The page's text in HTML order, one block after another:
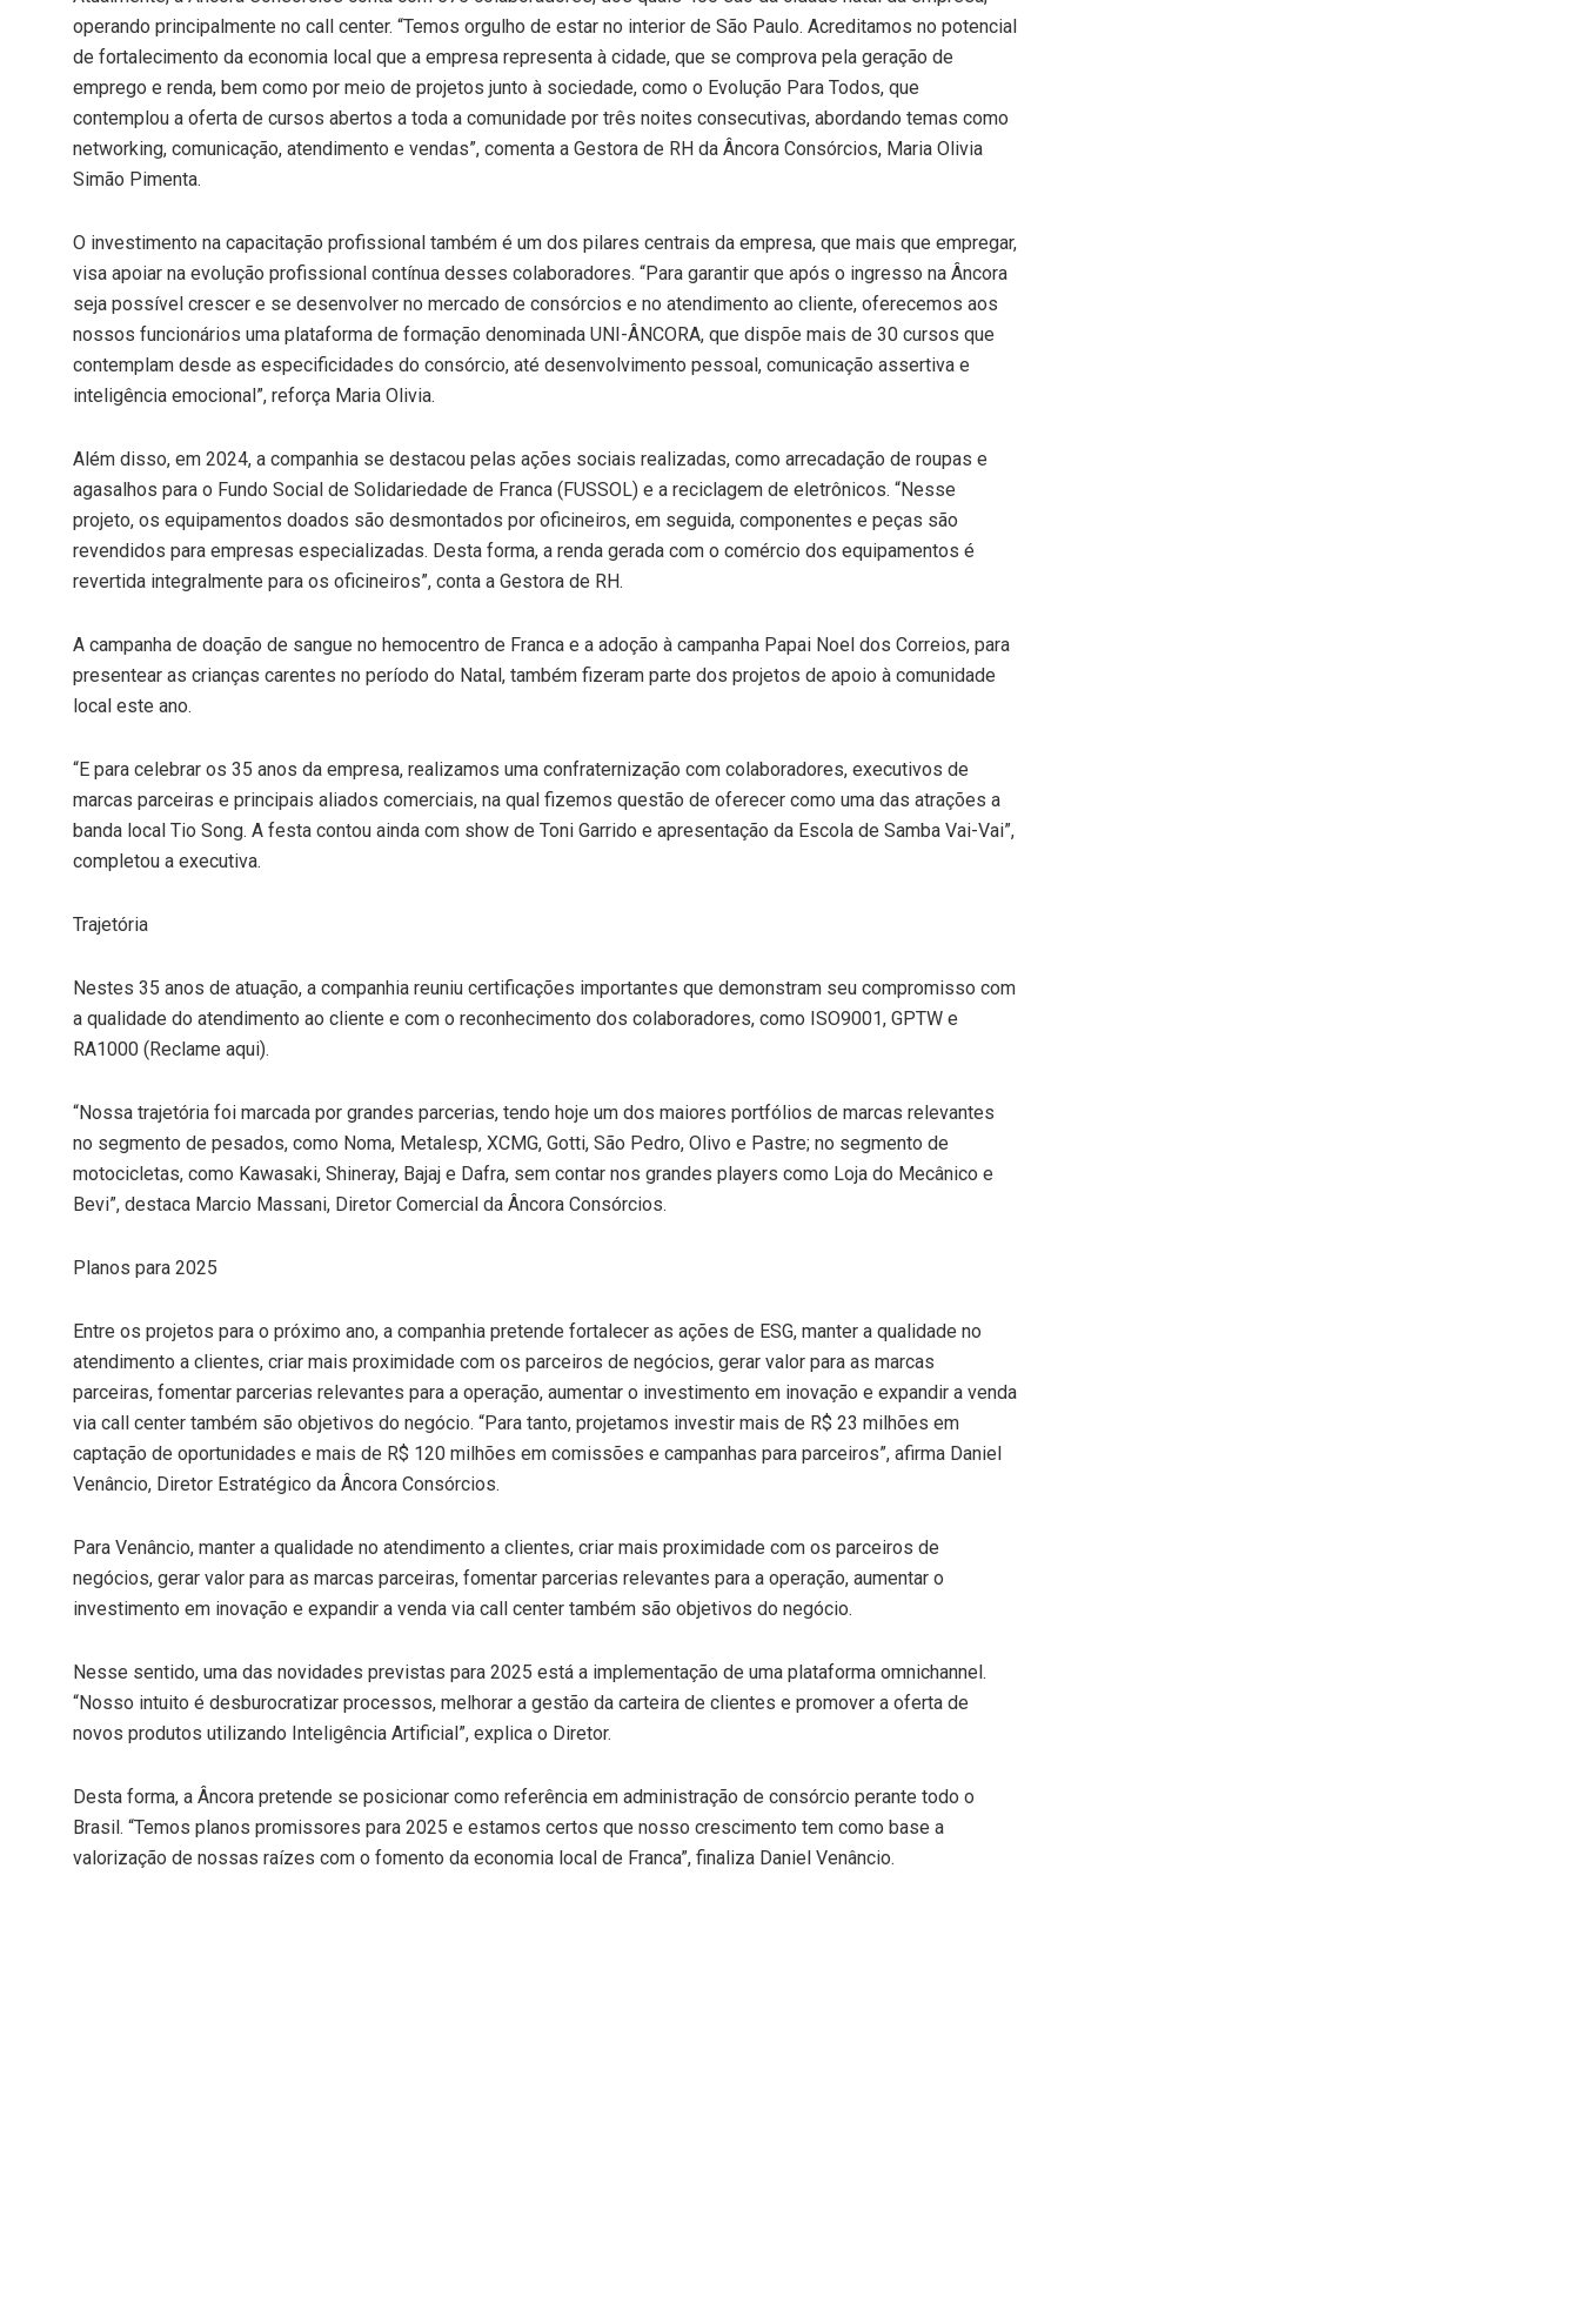
operando principalmente no call center. “Temos orgulho de estar no interior de São Paulo. Acreditamos no potencial
de fortalecimento da economia local que a empresa representa à cidade, que se comprova pela geração de
emprego e renda, bem como por meio de projetos junto à sociedade, como o Evolução Para Todos, que
contemplou a oferta de cursos abertos a toda a comunidade por três noites consecutivas, abordando temas como
networking, comunicação, atendimento e vendas”, comenta a Gestora de RH da Âncora Consórcios, Maria Olivia
Simão Pimenta.
O investimento na capacitação profissional também é um dos pilares centrais da empresa, que mais que empregar,
visa apoiar na evolução profissional contínua desses colaboradores. “Para garantir que após o ingresso na Âncora
seja possível crescer e se desenvolver no mercado de consórcios e no atendimento ao cliente, oferecemos aos
nossos funcionários uma plataforma de formação denominada UNI-ÂNCORA, que dispõe mais de 30 cursos que
contemplam desde as especificidades do consórcio, até desenvolvimento pessoal, comunicação assertiva e
inteligência emocional”, reforça Maria Olivia.
Além disso, em 2024, a companhia se destacou pelas ações sociais realizadas, como arrecadação de roupas e
agasalhos para o Fundo Social de Solidariedade de Franca (FUSSOL) e a reciclagem de eletrônicos. “Nesse
projeto, os equipamentos doados são desmontados por oficineiros, em seguida, componentes e peças são
revendidos para empresas especializadas. Desta forma, a renda gerada com o comércio dos equipamentos é
revertida integralmente para os oficineiros”, conta a Gestora de RH.
A campanha de doação de sangue no hemocentro de Franca e a adoção à campanha Papai Noel dos Correios, para
presentear as crianças carentes no período do Natal, também fizeram parte dos projetos de apoio à comunidade
local este ano.
“E para celebrar os 35 anos da empresa, realizamos uma confraternização com colaboradores, executivos de
marcas parceiras e principais aliados comerciais, na qual fizemos questão de oferecer como uma das atrações a
banda local Tio Song. A festa contou ainda com show de Toni Garrido e apresentação da Escola de Samba Vai-Vai”,
completou a executiva.
Trajetória
Nestes 35 anos de atuação, a companhia reuniu certificações importantes que demonstram seu compromisso com
a qualidade do atendimento ao cliente e com o reconhecimento dos colaboradores, como ISO9001, GPTW e
RA1000 (Reclame aqui).
“Nossa trajetória foi marcada por grandes parcerias, tendo hoje um dos maiores portfólios de marcas relevantes
no segmento de pesados, como Noma, Metalesp, XCMG, Gotti, São Pedro, Olivo e Pastre; no segmento de
motocicletas, como Kawasaki, Shineray, Bajaj e Dafra, sem contar nos grandes players como Loja do Mecânico e
Bevi”, destaca Marcio Massani, Diretor Comercial da Âncora Consórcios.
Planos para 2025
Entre os projetos para o próximo ano, a companhia pretende fortalecer as ações de ESG, manter a qualidade no
atendimento a clientes, criar mais proximidade com os parceiros de negócios, gerar valor para as marcas
parceiras, fomentar parcerias relevantes para a operação, aumentar o investimento em inovação e expandir a venda
via call center também são objetivos do negócio. “Para tanto, projetamos investir mais de R$ 23 milhões em
captação de oportunidades e mais de R$ 120 milhões em comissões e campanhas para parceiros”, afirma Daniel
Venâncio, Diretor Estratégico da Âncora Consórcios.
Para Venâncio, manter a qualidade no atendimento a clientes, criar mais proximidade com os parceiros de
negócios, gerar valor para as marcas parceiras, fomentar parcerias relevantes para a operação, aumentar o
investimento em inovação e expandir a venda via call center também são objetivos do negócio.
Nesse sentido, uma das novidades previstas para 2025 está a implementação de uma plataforma omnichannel.
“Nosso intuito é desburocratizar processos, melhorar a gestão da carteira de clientes e promover a oferta de
novos produtos utilizando Inteligência Artificial”, explica o Diretor.
Desta forma, a Âncora pretende se posicionar como referência em administração de consórcio perante todo o
Brasil. “Temos planos promissores para 2025 e estamos certos que nosso crescimento tem como base a
valorização de nossas raízes com o fomento da economia local de Franca”, finaliza Daniel Venâncio.